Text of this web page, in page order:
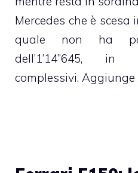
Mercedes che è
quale non ha
dell’1’14”645, in
complessivi. Aggiunge